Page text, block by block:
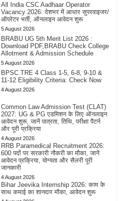
All India CSC Aadhaar Operator
Vacancy 2026: देशभर में आधार सुपरवाइजर/
ऑपरेटर भर्ती, ऑनलाइन आवेदन शुरू
5 August 2026
BRABU UG 5th Merit List 2026 :
Download PDF,BRABU Check College
Allotment & Admission Schedule
5 August 2026
BPSC TRE 4 Class 1-5, 6-8, 9-10 &
11-12 Eligibility Criteria: Check Now
4 August 2026
Common Law Admission Test (CLAT)
2027: UG & PG एडमिशन के लिए ऑनलाइन
आवेदन शुरू, जानें पात्रता, तिथि, परीक्षा पैटर्न
और पूरी प्रक्रिया
4 August 2026
RRB Paramedical Recruitment 2026:
600 पदों पर सरकारी नौकरी का मौका, जानें
आवेदन प्रक्रिया, योग्यता और सैलरी पूरी
जानकारी
4 August 2026
Bihar Jeevika Internship 2026: काम के
साथ कमाई का शानदार मौका, आवेदन शुरू